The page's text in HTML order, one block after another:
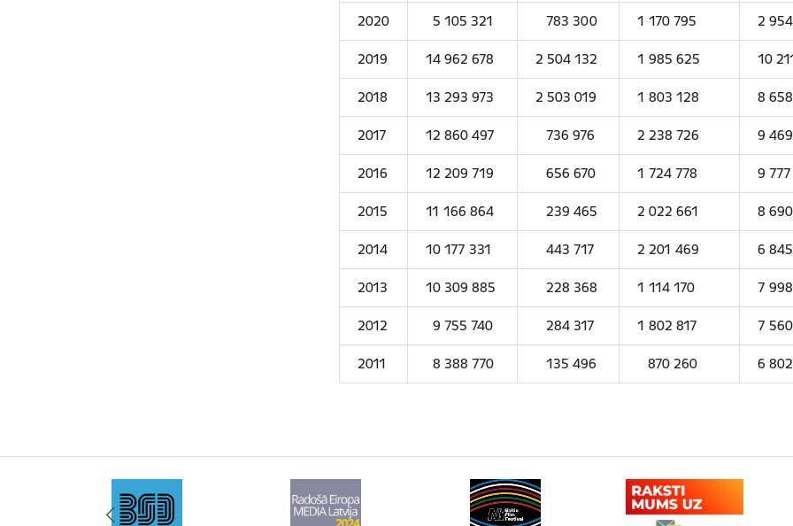
2020 5 105 321 783 300 1 170 795 2
2019 14 962 678 2 504 132 1 985 625 10
2018 13 293 973 2 503 019 1 803 128 8
2017 12 860 497 736 976 2 238 726 9
2016 12 209 719 656 670 1 724 778 9
2015 11 166 864 239 465 2 022 661 8
2014 10 177 331 443 717 2 201 469 6
2013 10 309 885 228 368 1 114 170 7
2012 9 755 740 284 317 1 802 817 7
2011 8 388 770 135 496 870 260 6